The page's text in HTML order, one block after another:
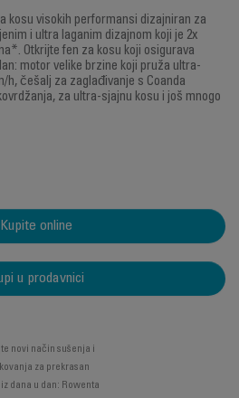
kosu visokih performansi dizajniran za
i ultra laganim dizajnom koji je 2x
Otkrijte fen za kosu koji osigurava
motor velike brzine koji pruža ultra-
h, češalj za zaglađivanje s Coanda
za ultra-sjajnu kosu i još mnogo
Kupite online
u prodavnici
novi način sušenja i
za prekrasan
dana u dan: Rowenta